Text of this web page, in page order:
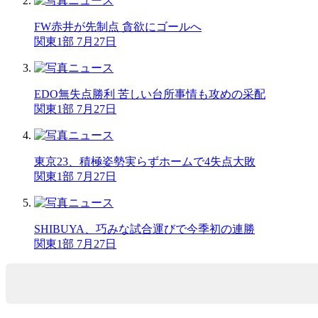
FW赤井が先制点 貪欲にゴールへ
関東1部 7月27日
EDO無失点勝利 苦しい台所事情も攻めの采配
関東1部 7月27日
東京23、積極姿勢実らずホームで4失点大敗
関東1部 7月27日
SHIBUYA、巧みな試合運びで今季初の連勝
関東1部 7月27日